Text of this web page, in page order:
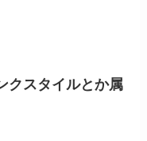
クスタイルとか属